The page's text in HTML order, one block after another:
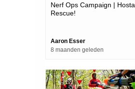
Nerf Ops Campaign |
Rescue!
Aaron Esser
8 maanden geleden